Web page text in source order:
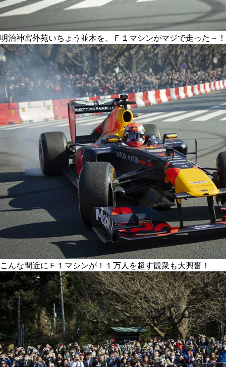
明治神宮外苑いちょう並木を、Ｆ１マシンがマジで走った～！
こんな間近にＦ１マシンが！１万人を超す観衆も大興奮！